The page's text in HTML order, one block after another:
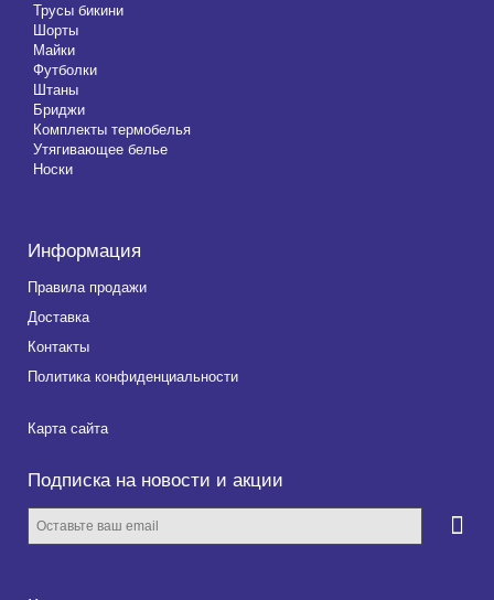
Трусы бикини
Шорты
Майки
Футболки
Штаны
Бриджи
Комплекты термобелья
Утягивающее белье
Носки
Информация
Правила продажи
Доставка
Контакты
Политика конфиденциальности
Карта сайта
Подписка на новости и акции